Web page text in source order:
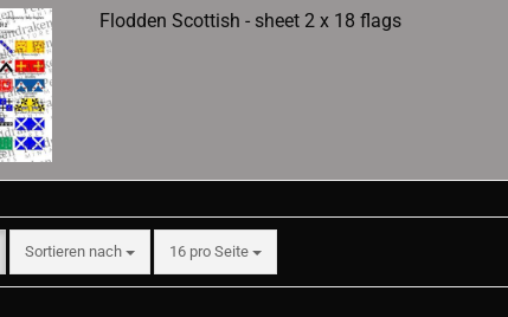
Flodden Scottish - sheet 2 x 18 flags
Sortieren nach
Sortieren nach 16 pro Seite
pro Seite